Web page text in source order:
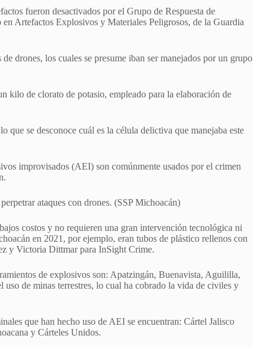
fueron desactivados por el Grupo de Respuesta de
Artefactos Explosivos y Materiales Peligrosos, de la Guardia
drones, los cuales se presume iban ser manejados por un grupo
kilo de clorato de potasio, empleado para la elaboración de
que se desconoce cuál es la célula delictiva que manejaba este
improvisados (AEI) son comúnmente usados por el crimen
ataques con drones. (SSP Michoacán)
costos y no requieren una gran intervención tecnológica ni
en 2021, por ejemplo, eran tubos de plástico rellenos con
y Victoria Dittmar para InSight Crime.
de explosivos son: Apatzingán, Buenavista, Aguililla,
de minas terrestres, lo cual ha cobrado la vida de civiles y
que han hecho uso de AEI se encuentran: Cártel Jalisco
y Cárteles Unidos.